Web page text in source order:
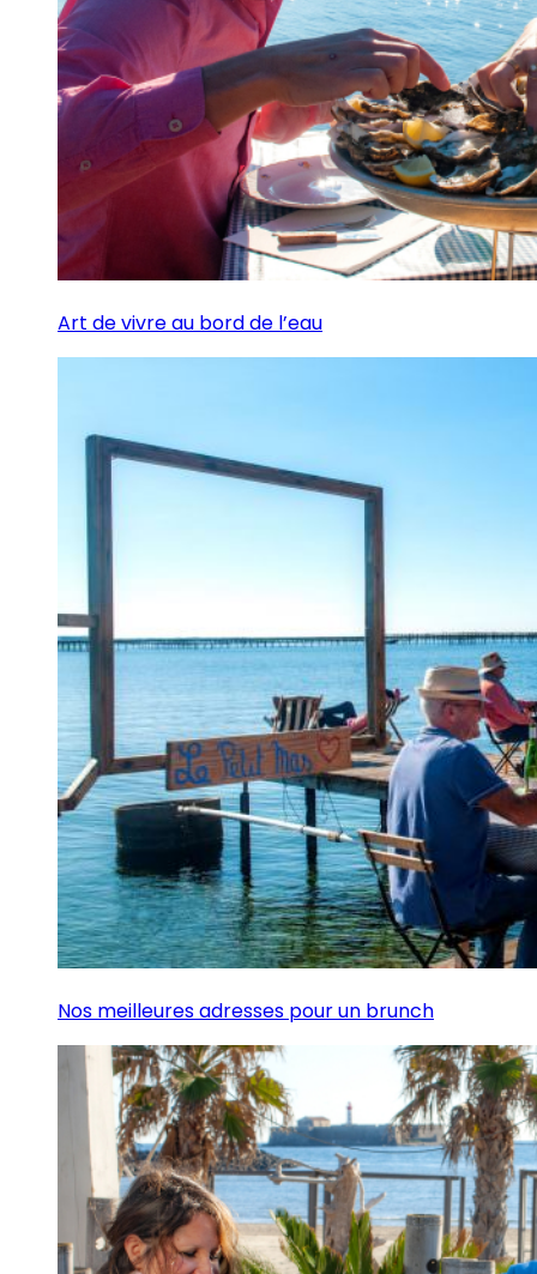
Art de vivre au bord de l’eau
Nos meilleures adresses pour un brunch